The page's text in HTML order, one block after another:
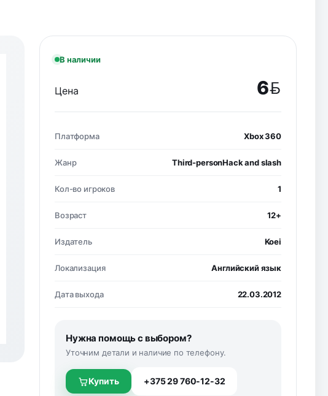
В наличии
Цена 6
BYN
Платформа Xbox 360
Жанр Third-personHack and slash
Кол-во игроков 1
Возраст 12+
Издатель Koei
Локализация Английский язык
Дата выхода 22.03.2012
Нужна помощь с выбором?
Уточним детали и наличие по телефону.
Купить +375 29 760-12-32